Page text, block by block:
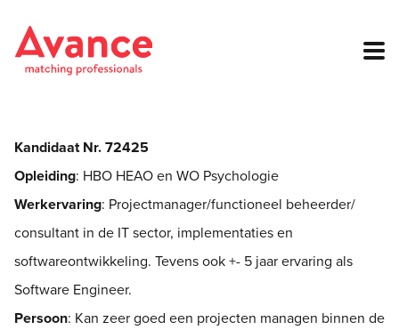
Kandidaat Nr. 72425
Opleiding: HBO HEAO en WO Psychologie
Werkervaring: Projectmanager/functioneel beheerder/
consultant in de IT sector, implementaties en
softwareontwikkeling. Tevens ook +- 5 jaar ervaring als
Software Engineer.
Persoon: Kan zeer goed een projecten managen binnen de